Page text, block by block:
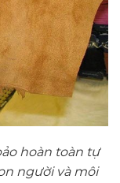
hoàn toàn tự
người và môi